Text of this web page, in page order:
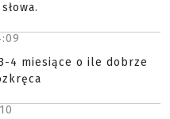
4 miesiące o ile dobrze